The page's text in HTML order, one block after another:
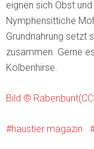
eignen sich Obst
Nymphensittiche
Grundnahrung setzt
zusammen. Gerne
Kolbenhirse.
Bild ©
haustier magazin